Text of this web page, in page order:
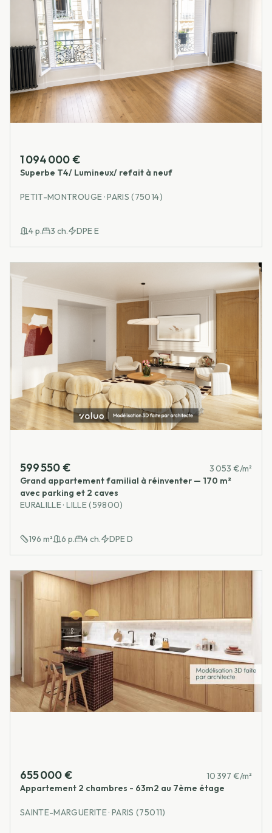
1 094 000 €
Superbe T4/ Lumineux/ refait à neuf
PETIT-MONTROUGE · PARIS (75014)
4p. 3 ch. DPEE
599 550 €
3 053 €/m²
Grand appartement familial à réinventer — 170 m²
avec parking et 2 caves
EURALILLE · LILLE (59800)
196 m² 6 p. 4ch. DPED
655 000 €
10 397 €/m²
Appartement 2 chambres - 63m2 au 7ème étage
SAINTE-MARGUERITE · PARIS (75011)